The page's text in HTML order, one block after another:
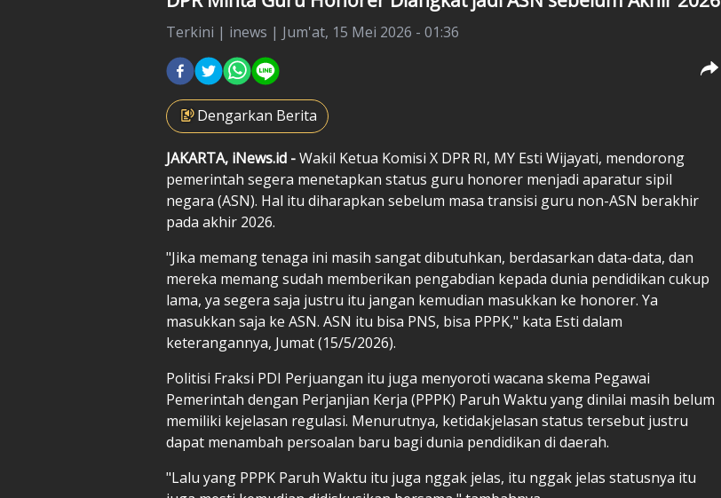
Terkini | inews | Jum'at, 15 Mei 2026 - 01:36
Dengarkan Berita
JAKARTA, iNews.id -Wakil Ketua Komisi X DPR RI, MY Esti Wijayati, mendorong
pemerintah segera menetapkan status guru honorer menjadi aparatur sipil
negara (ASN). Hal itu diharapkan sebelum masa transisi guru non-ASN berakhir
pada akhir 2026.
"Jika memang tenaga ini masih sangat dibutuhkan, berdasarkan data-data, dan
mereka memang sudah memberikan pengabdian kepada dunia pendidikan cukup
lama, ya segera saja justru itu jangan kemudian masukkan ke honorer. Ya
masukkan saja ke ASN. ASN itu bisa PNS, bisa PPPK," kata Esti dalam
keterangannya, Jumat (15/5/2026).
Politisi Fraksi PDI Perjuangan itu juga menyoroti wacana skema Pegawai
Pemerintah dengan Perjanjian Kerja (PPPK) Paruh Waktu yang dinilai masih belum
memiliki kejelasan regulasi. Menurutnya, ketidakjelasan status tersebut justru
dapat menambah persoalan baru bagi dunia pendidikan di daerah.
"Lalu yang PPPK Paruh Waktu itu juga nggak jelas, itu nggak jelas statusnya itu